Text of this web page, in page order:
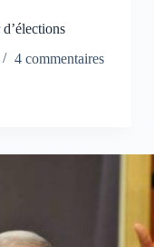
4 commentaires